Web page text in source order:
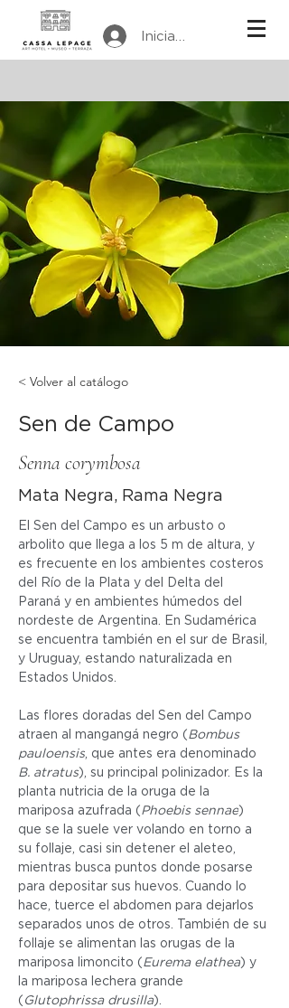
Iniciar sesión
< Volver al catálogo
Sen de Campo
Senna corymbosa
Mata Negra, Rama Negra
El Sen del Campo es un arbusto o
arbolito que llega a los 5 m de altura, y
es frecuente en los ambientes costeros
del Río de la Plata y del Delta del
Paraná y en ambientes húmedos del
nordeste de Argentina. En Sudamérica
se encuentra también en el sur de Brasil,
y Uruguay, estando naturalizada en
Estados Unidos.
Las flores doradas del Sen del Campo
atraen al mangangá negro ( Bombus
pauloensis, que antes era denominado
B. atratus), su principal polinizador. Es la
planta nutricia de la oruga de la
mariposa azufrada ( Phoebis sennae)
que se la suele ver volando en torno a
su follaje, casi sin detener el aleteo,
mientras busca puntos donde posarse
para depositar sus huevos. Cuando lo
hace, tuerce el abdomen para dejarlos
separados unos de otros. También de su
follaje se alimentan las orugas de la
mariposa limoncito ( Eurema elathea) y
la mariposa lechera grande
( Glutophrissa drusilla).